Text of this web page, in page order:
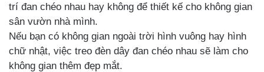
trí đan chéo nhau hay không để thiết kế cho không gian
sân vườn nhà mình.
Nếu bạn có không gian ngoài trời hình vuông hay hình
chữ nhật, việc treo đèn dây đan chéo nhau sẽ làm cho
không gian thêm đẹp mắt.